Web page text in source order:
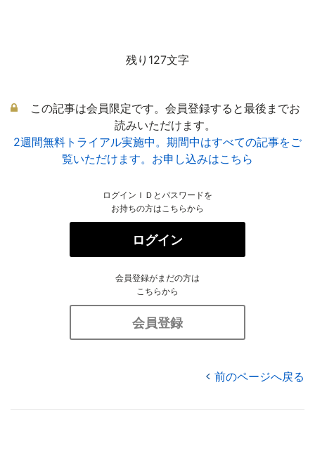
残り127文字
この記事は会員限定です。会員登録すると最後までお
読みいただけます。
2週間無料トライアル実施中。期間中はすべての記事をご
覧いただけます。お申し込みはこちら
ログインＩＤとパスワードを
お持ちの方はこちらから
ログイン
会員登録がまだの方は
こちらから
会員登録
前のページへ戻る